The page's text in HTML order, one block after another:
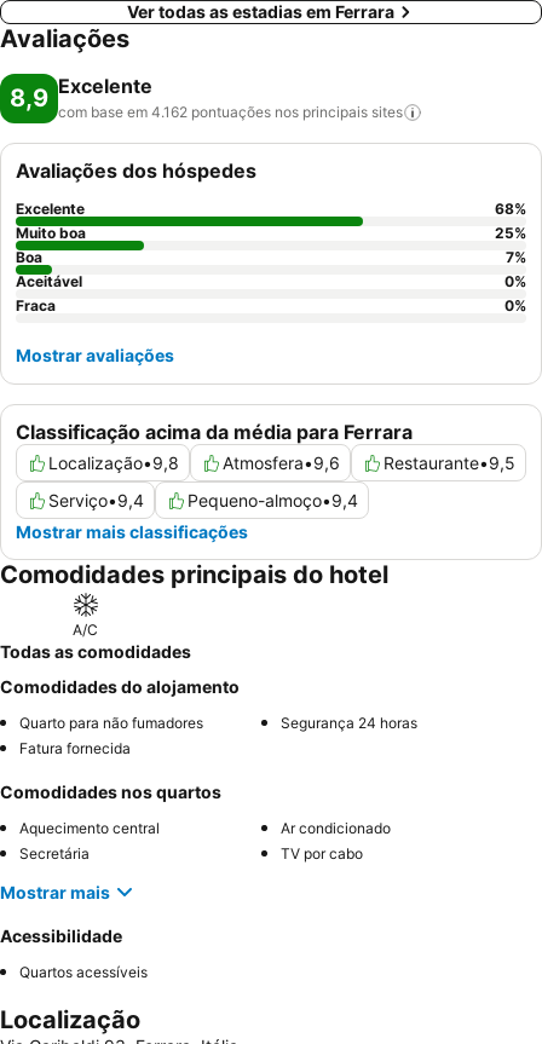
Ver todas as estadias em Ferrara
Avaliações
8,9 Excelente
com base em 4.162 pontuações nos principais sites
Classificação acima da média para Ferrara
Localização•9,8 Atmosfera•9,6 Restaurante•9,5
Serviço•9,4 Pequeno-almoço•9,4
Mostrar mais classificações
Avaliações dos hóspedes
Excelente 68%
Muito boa
25%
Boa
7%
Aceitável
0%
Fraca
0%
Mostrar avaliações
Comodidades principais do hotel
A/C
Todas as comodidades
Comodidades do alojamento
Quarto para não fumadores
Segurança 24 horas
Fatura fornecida
Comodidades nos quartos
Aquecimento central
Ar condicionado
Secretária
TV por cabo
Mostrar mais
Acessibilidade
Quartos acessíveis
Localização